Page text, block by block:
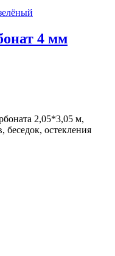
4 мм
2,05*3,05 м,
остекления